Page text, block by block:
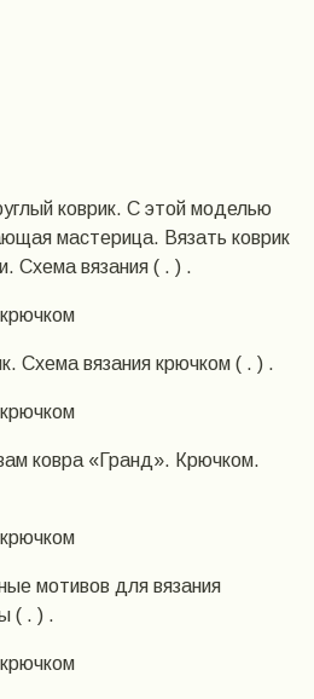
коврик. С этой моделью
мастерица. Вязать коврик
Схема вязания ( . ) .
Схема вязания крючком ( . ) .
ковра «Гранд». Крючком.
мотивов для вязания
( . ) .